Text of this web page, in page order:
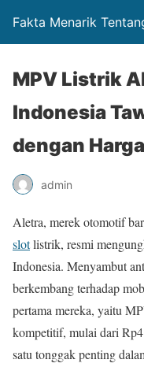
Fakta Menarik
MPV Listrik
Indonesia
dengan
admin
Aletra, merek otomotif
slotlistrik, resmi
Indonesia. Menyambut
berkembang terhadap
pertama mereka, yaitu
kompetitif, mulai dari
satu tonggak penting